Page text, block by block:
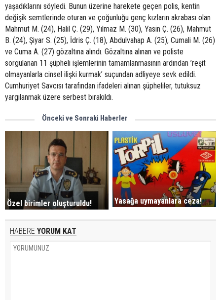
yaşadıklarını söyledi. Bunun üzerine harekete geçen polis, kentin
değişik semtlerinde oturan ve çoğunluğu genç kızların akrabası olan
Mahmut M. (24), Halil Ç. (29), Yılmaz M. (30), Yasin Ç. (26), Mahmut
B. (24), Şiyar S. (25), İdris Ç. (18), Abdulvahap A. (25), Cumali M. (26)
ve Cuma A. (27) gözaltına alındı. Gözaltına alınan ve poliste
sorgulanan 11 şüpheli işlemlerinin tamamlanmasının ardından ’reşit
olmayanlarla cinsel ilişki kurmak’ suçundan adliyeye sevk edildi.
Cumhuriyet Savcısı tarafından ifadeleri alınan şüpheliler, tutuksuz
yargılanmak üzere serbest bırakıldı.
Önceki ve Sonraki Haberler
Özel birimler oluşturuldu! Yasağa uymayanlara ceza!
HABERE YORUM KAT